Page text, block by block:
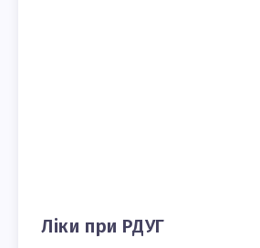
Ліки при РДУГ